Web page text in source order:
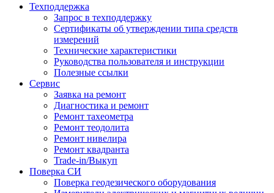
Техподдержка
Запрос в техподдержку
Сертификаты об утверждении типа средств
измерений
Технические характеристики
Руководства пользователя и инструкции
Полезные ссылки
Сервис
Заявка на ремонт
Диагностика и ремонт
Ремонт тахеометра
Ремонт теодолита
Ремонт нивелира
Ремонт квадранта
Trade-in/Выкуп
Поверка СИ
Поверка геодезического оборудования